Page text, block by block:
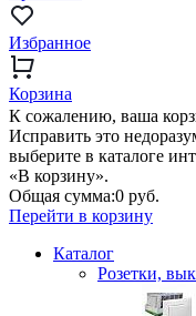
Избранное
Корзина
К сожалению, ваша
Исправить это
выберите в каталоге
«В корзину».
Общая сумма:0 руб.
Перейти в корзину
Каталог
Розетки,